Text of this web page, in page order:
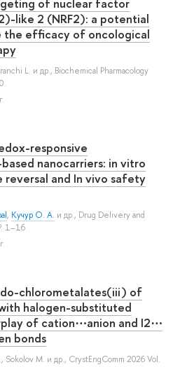
like 2 (NRF2): a potential
efficacy of oncological
L. и др., Biochemical Pharmacology
responsive
nanocarriers: in vitro
reversal and In vivo safety
, Кучур О. А. и др., Drug Delivery and
1–16
chlorometalates(iii) of
halogen-substituted
of cation⋯anion and I2⋯
bonds
, Sokolov M. и др., CrystEngComm 2026 Vol.